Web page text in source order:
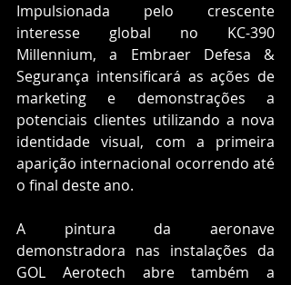
Impulsionada pelo crescente
interesse global no KC-390
Millennium, a Embraer Defesa &
Segurança intensificará as ações de
marketing e demonstrações a
potenciais clientes utilizando a nova
identidade visual, com a primeira
aparição internacional ocorrendo até
o final deste ano.
A pintura da aeronave
demonstradora nas instalações da
GOL Aerotech abre também a